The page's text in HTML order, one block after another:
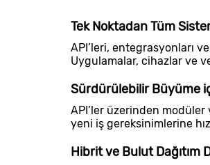
Tek Noktadan Tüm
API’leri, entegrasyonları
Uygulamalar, cihazlar ve
Sürdürülebilir Büyüme
API’ler üzerinden
yeni iş gereksinimlerine
Hibrit ve Bulut Dağıtım